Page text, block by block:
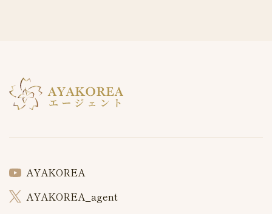
AYAKOREA
AYAKOREA_agent